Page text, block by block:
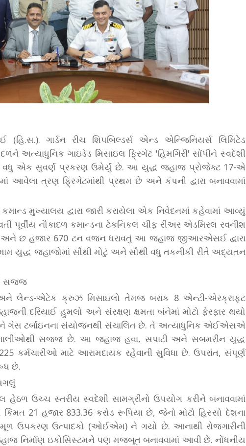
(હિ.સ.). ગાર્ડન રીચ શિપબિલ્ડર્સ એન્ડ એન્જિનિયર્સ લિમિટેડ
અત્યાધુનિક ગાઇડેડ મિસાઇલ ફ્રિગેટ 'હિમગિરી' સોંપીને સ્વદેશી
વધુ એક સુવર્ણ પ્રકરણ ઉમેર્યું છે. આ યુદ્ધ જહાજ પ્રોજેક્ટ 17-એ
આવેલા ત્રણ ફ્રિગેટમાંથી પ્રથમ છે અને કંપની દ્વારા બનાવવામાં
મુખ્યાલય દ્વારા જારી કરાયેલા એક નિવેદનમાં કહેવામાં આવ્યું
નૌકાદળ કમાન્ડના ટેકનિકલ ચીફ રીઅર એડમિરલ રવનીશ
અને છ હજાર 670 ટન વજન ધરાવતું આ જહાજ જીઆરએસઈ દ્વારા
યુદ્ધ જહાજોમાં સૌથી મોટું અને સૌથી વધુ તકનીકી રીતે અદ્યતન
સજ્જ
અને લેન્ડ-એટેક ક્રુઝ મિસાઇલો તેમજ બરાક 8 એન્ટી-એરક્રાફ્ટ
દરિયાઈ હુમલો અને સંરક્ષણ ક્ષમતા બંનેમાં મોટો ફેરફાર થયો
ટર્બાઇનના સંયોજનથી સંચાલિત છે. તે અત્યાધુનિક એઈએસએ
સજ્જ છે. આ જહાજ હવા, સપાટી અને સબમરીન યુદ્ધ
કર્મચારીઓ માટે આરામદાયક રહેવાની સુવિધા છે. ઉપરાંત, સંપૂર્ણ
છે.
હેઠળ ઉચ્ચ સ્તરીય સ્વદેશી સામગ્રીનો ઉપયોગ કરીને બનાવવામાં
21 હજાર 833.36 કરોડ રૂપિયા છે, જેનો મોટો હિસ્સો દેશના
ઉપકરણ ઉત્પાદકો (ઓઈએમ) ને ગયો છે. આનાથી રોજગારીની
નિર્માણ ઇકોસિસ્ટમને પણ મજબૂત બનાવવામાં આવી છે. નોંધનીય